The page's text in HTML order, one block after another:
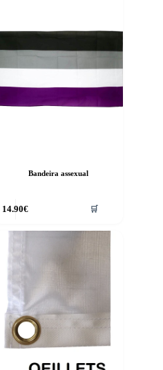
Bandeira assexual
14.90€ 🛒